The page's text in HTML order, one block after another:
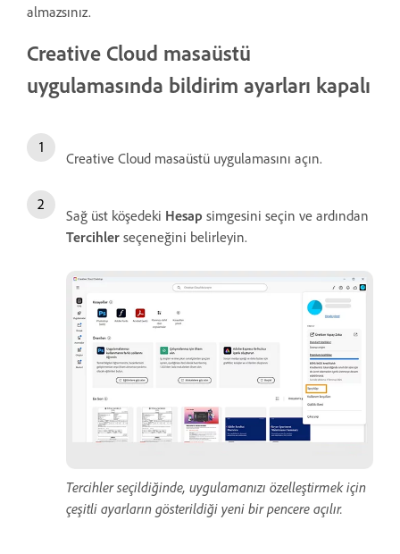
almazsınız.
Creative Cloud masaüstü
uygulamasında bildirim ayarları kapalı
Creative Cloud masaüstü uygulamasını açın.
Sağ üst köşedeki Hesap simgesini seçin ve ardından
Tercihler seçeneğini belirleyin.
Tercihler seçildiğinde, uygulamanızı özelleştirmek için
çeşitli ayarların gösterildiği yeni bir pencere açılır.